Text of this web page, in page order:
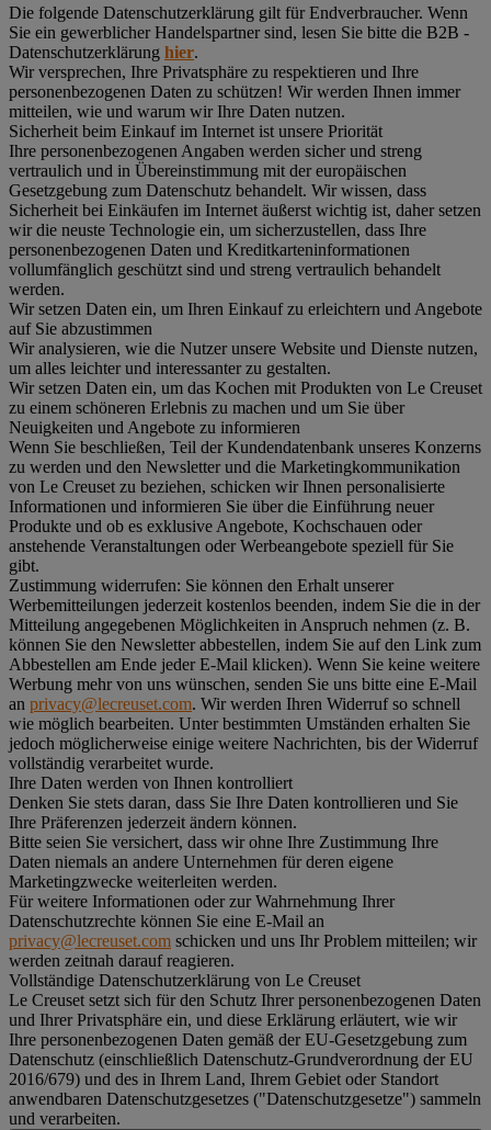
Die folgende Datenschutzerklärung gilt für Endverbraucher. Wenn
Sie ein gewerblicher Handelspartner sind, lesen Sie bitte die B2B -
Datenschutzerklärung hier.
Wir versprechen, Ihre Privatsphäre zu respektieren und Ihre
personenbezogenen Daten zu schützen! Wir werden Ihnen immer
mitteilen, wie und warum wir Ihre Daten nutzen.
Sicherheit beim Einkauf im Internet ist unsere Priorität
Ihre personenbezogenen Angaben werden sicher und streng
vertraulich und in Übereinstimmung mit der europäischen
Gesetzgebung zum Datenschutz behandelt. Wir wissen, dass
Sicherheit bei Einkäufen im Internet äußerst wichtig ist, daher setzen
wir die neuste Technologie ein, um sicherzustellen, dass Ihre
personenbezogenen Daten und Kreditkarteninformationen
vollumfänglich geschützt sind und streng vertraulich behandelt
werden.
Wir setzen Daten ein, um Ihren Einkauf zu erleichtern und Angebote
auf Sie abzustimmen
Wir analysieren, wie die Nutzer unsere Website und Dienste nutzen,
um alles leichter und interessanter zu gestalten.
Wir setzen Daten ein, um das Kochen mit Produkten von Le Creuset
zu einem schöneren Erlebnis zu machen und um Sie über
Neuigkeiten und Angebote zu informieren
Wenn Sie beschließen, Teil der Kundendatenbank unseres Konzerns
zu werden und den Newsletter und die Marketingkommunikation
von Le Creuset zu beziehen, schicken wir Ihnen personalisierte
Informationen und informieren Sie über die Einführung neuer
Produkte und ob es exklusive Angebote, Kochschauen oder
anstehende Veranstaltungen oder Werbeangebote speziell für Sie
gibt.
Zustimmung widerrufen: Sie können den Erhalt unserer
Werbemitteilungen jederzeit kostenlos beenden, indem Sie die in der
Mitteilung angegebenen Möglichkeiten in Anspruch nehmen (z. B.
können Sie den Newsletter abbestellen, indem Sie auf den Link zum
Abbestellen am Ende jeder E-Mail klicken). Wenn Sie keine weitere
Werbung mehr von uns wünschen, senden Sie uns bitte eine E-Mail
an privacy@lecreuset.com. Wir werden Ihren Widerruf so schnell
wie möglich bearbeiten. Unter bestimmten Umständen erhalten Sie
jedoch möglicherweise einige weitere Nachrichten, bis der Widerruf
vollständig verarbeitet wurde.
Ihre Daten werden von Ihnen kontrolliert
Denken Sie stets daran, dass Sie Ihre Daten kontrollieren und Sie
Ihre Präferenzen jederzeit ändern können.
Bitte seien Sie versichert, dass wir ohne Ihre Zustimmung Ihre
Daten niemals an andere Unternehmen für deren eigene
Marketingzwecke weiterleiten werden.
Für weitere Informationen oder zur Wahrnehmung Ihrer
Datenschutzrechte können Sie eine E-Mail an
privacy@lecreuset.com schicken und uns Ihr Problem mitteilen; wir
werden zeitnah darauf reagieren.
Vollständige Datenschutzerklärung von Le Creuset
Le Creuset setzt sich für den Schutz Ihrer personenbezogenen Daten
und Ihrer Privatsphäre ein, und diese Erklärung erläutert, wie wir
Ihre personenbezogenen Daten gemäß der EU-Gesetzgebung zum
Datenschutz (einschließlich Datenschutz-Grundverordnung der EU
2016/679) und des in Ihrem Land, Ihrem Gebiet oder Standort
anwendbaren Datenschutzgesetzes ("Datenschutzgesetze") sammeln
und verarbeiten.